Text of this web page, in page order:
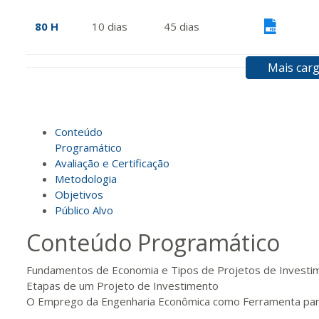
80 H 10 dias 45 dias
120 H 15
140 H 18
160 H 20 dias 60dias
180 H 23dias 90dias
Mais
Conteúdo
Programático
Avaliação e Certificação
Metodologia
Objetivos
Público Alvo
Conteúdo Programático
Fundamentos de Economia e Tipos de Projetos de
Etapas de um Projeto de Investimento
O Emprego da Engenharia Econômica como Ferramenta